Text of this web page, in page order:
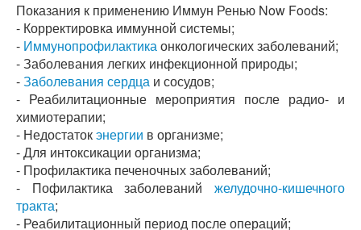
Показания к применению Иммун Ренью Now Foods:
- Корректировка иммунной системы;
- Иммунопрофилактикаонкологических заболеваний;
- Заболевания легких инфекционной природы;
-Заболевания сердца и сосудов;
- Реабилитационные мероприятия после радио- и
химиотерапии;
- Недостатокэнергии в организме;
- Для интоксикации организма;
- Профилактика печеночных заболеваний;
- Пофилактика заболеваний желудочно-кишечного
тракта;
- Реабилитационный период после операций;